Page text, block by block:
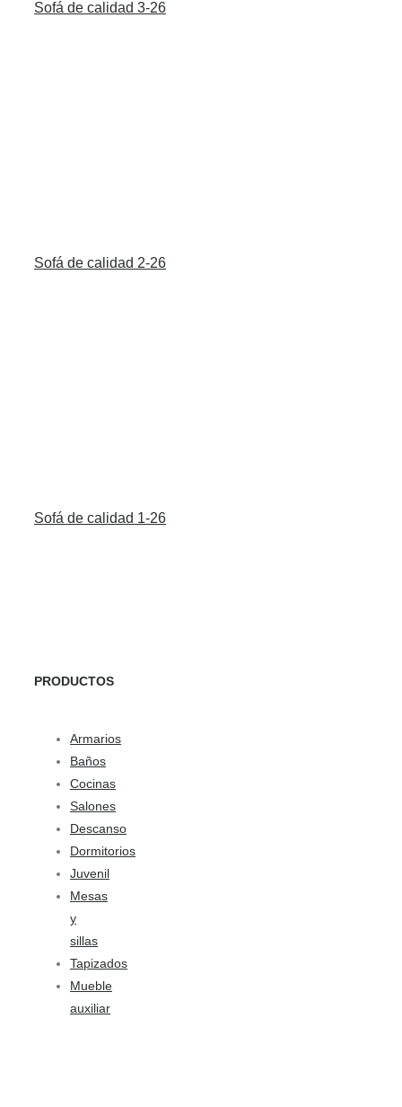
Sofá de calidad 3-26
Sofá de calidad 2-26
Sofá de calidad 1-26
PRODUCTOS
Armarios
Baños
Cocinas
Salones
Descanso
Dormitorios
Juvenil
Mesas
y
sillas
Tapizados
Mueble
auxiliar